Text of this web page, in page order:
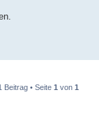
Beitrag • Seite 1 von 1